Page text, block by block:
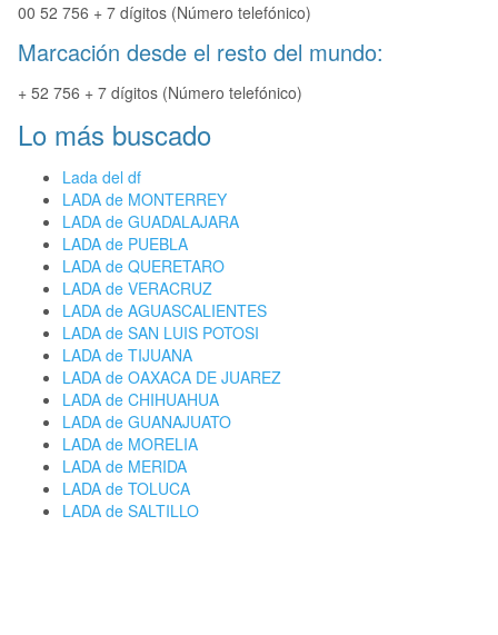
00 52 756 + 7 dígitos (Número telefónico)
Marcación desde el resto del mundo:
+ 52 756 + 7 dígitos (Número telefónico)
Lo más buscado
Lada del df
LADA de MONTERREY
LADA de GUADALAJARA
LADA de PUEBLA
LADA de QUERETARO
LADA de VERACRUZ
LADA de AGUASCALIENTES
LADA de SAN LUIS POTOSI
LADA de TIJUANA
LADA de OAXACA DE JUAREZ
LADA de CHIHUAHUA
LADA de GUANAJUATO
LADA de MORELIA
LADA de MERIDA
LADA de TOLUCA
LADA de SALTILLO